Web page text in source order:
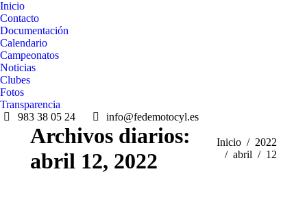
Inicio
Contacto
Documentación
Calendario
Campeonatos
Noticias
Clubes
Fotos
Transparencia
983 38 05 24
info@fedemotocyl.es
Archivos diarios:
abril 12, 2022
Estás aquí:
Inicio
2022
abril
12